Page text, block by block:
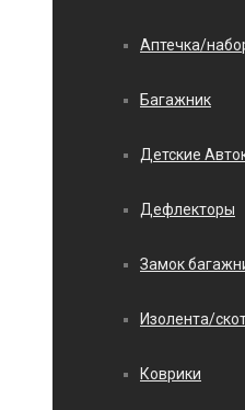
Аптечка/
Багажник
Детские
Дефлекторы
Замок
Изолента/
Коврики